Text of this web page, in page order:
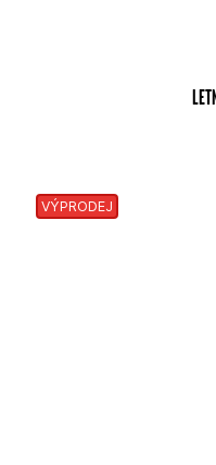
VÝPRODEJ